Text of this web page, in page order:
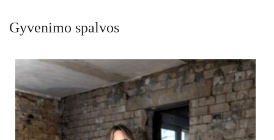
Gyvenimo spalvos